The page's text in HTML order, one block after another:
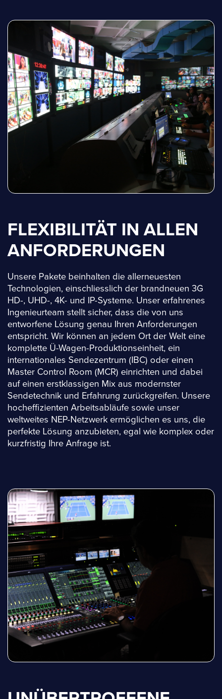
FLEXIBILITÄT IN ALLEN
ANFORDERUNGEN
Unsere Pakete beinhalten die allerneuesten
Technologien, einschliesslich der brandneuen 3G
HD-, UHD-, 4K- und IP-Systeme. Unser erfahrenes
Ingenieurteam stellt sicher, dass die von uns
entworfene Lösung genau Ihren Anforderungen
entspricht. Wir können an jedem Ort der Welt eine
komplette Ü-Wagen-Produktionseinheit, ein
internationales Sendezentrum (IBC) oder einen
Master Control Room (MCR) einrichten und dabei
auf einen erstklassigen Mix aus modernster
Sendetechnik und Erfahrung zurückgreifen. Unsere
hocheffizienten Arbeitsabläufe sowie unser
weltweites NEP-Netzwerk ermöglichen es uns, die
perfekte Lösung anzubieten, egal wie komplex oder
kurzfristig Ihre Anfrage ist.